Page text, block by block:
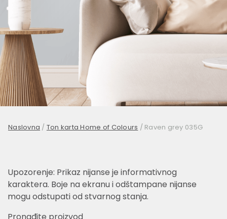
Naslovna / Ton karta Home of Colours / Raven grey 035G
Upozorenje: Prikaz nijanse je informativnog
karaktera. Boje na ekranu i odštampane nijanse
mogu odstupati od stvarnog stanja.